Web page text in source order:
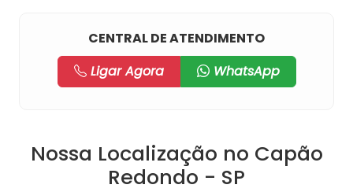
CENTRAL DE ATENDIMENTO
Ligar Agora
WhatsApp
Nossa Localização no Capão
Redondo - SP